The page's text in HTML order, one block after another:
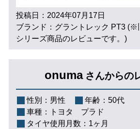
投稿日：2024年07月17日
ブランド：グラントレック PT3 (※
シリーズ商品のレビューです。)
onuma さんからの
性別： 男性 年齢： 50代
車種：
トヨタ プラド
タイヤ使用月数： 1ヶ月